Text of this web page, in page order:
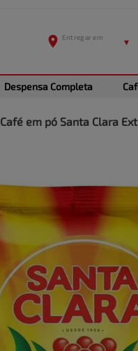
Despensa Completa
Café em pó Santa Clara